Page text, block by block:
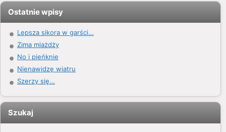
Ostatnie wpisy
Lepsza sikora w garści…
Zima miażdży
No i pieńknie
Nienawidzę wiatru
Szerzy się…
Szukaj